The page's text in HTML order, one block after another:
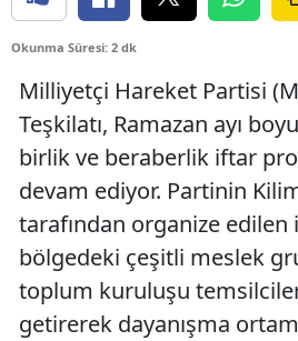
Okunma Süresi: 2 dk
Milliyetçi Hareket Partisi
Teşkilatı, Ramazan ayı
birlik ve beraberlik iftar
devam ediyor. Partinin
tarafından organize
bölgedeki çeşitli meslek
toplum kuruluşu
getirerek dayanışma